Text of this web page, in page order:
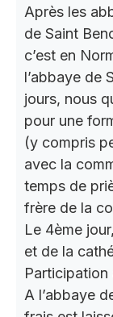
Après les
de Saint
c’est en
l’abbaye de
jours, nous
pour une
(y compris
avec la
temps de
frère de la
Le 4ème
et de la
Participation
A l’abbaye